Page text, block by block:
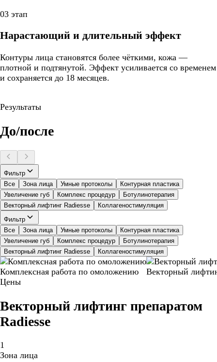
03 этап
Нарастающий и длительный эффект
Контуры лица становятся более чёткими, кожа —
плотной и подтянутой. Эффект усиливается со временем
и сохраняется до 18 месяцев.
Результаты
До/после
Фильтр
Все
Зона лица Умные протоколы
Контурная пластика
Увеличение губ
Комплекс процедур
Ботулинотерапия
Векторный лифтинг Radiesse
Коллагеностимуляция
Фильтр
Все
Зона лица Умные протоколы
Контурная пластика
Увеличение губ
Комплекс процедур
Ботулинотерапия
Векторный лифтинг Radiesse
Коллагеностимуляция
Комплексная работа по омоложению
Векторный
Цены
Векторный лифтинг препаратом
Radiesse
1
Зона лица